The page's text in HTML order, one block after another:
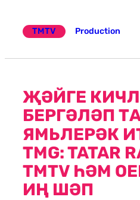
TMTV
Production
ҖӘЙГЕ
БЕРГӘЛӘП
ЯМЬЛЕРӘК
TMG: TATAR
ТМТV ҺӘМ
ИҢ ШӘП